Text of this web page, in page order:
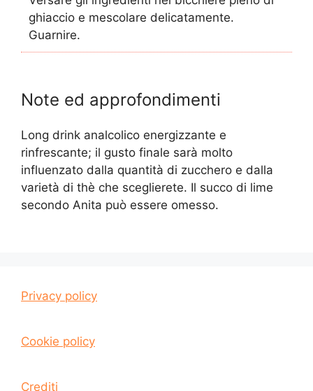
ghiaccio e mescolare delicatamente.
Guarnire.
Note ed approfondimenti
Long drink analcolico energizzante e
rinfrescante; il gusto finale sarà molto
influenzato dalla quantità di zucchero e dalla
varietà di thè che sceglierete. Il succo di lime
secondo Anita può essere omesso.
Privacy policy
Cookie policy
Crediti